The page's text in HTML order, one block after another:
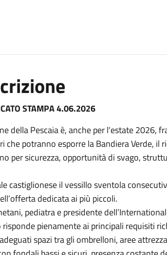
STAMPA 4.06.2026
della Pescaia è, anche per l'estate 2026,
che potranno esporre la Bandiera Verde, il
per sicurezza, opportunità di svago,
castiglionese il vessillo sventola
dedicata ai più piccoli.
pediatra e presidente
pienamente ai principali requisiti
spazi tra gli ombrelloni, aree